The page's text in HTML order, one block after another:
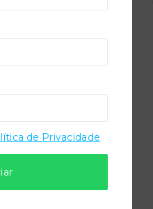
de Privacidade